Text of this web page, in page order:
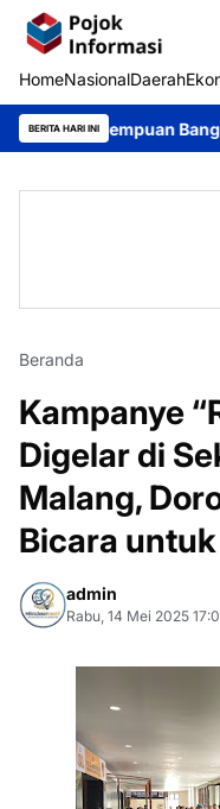
HomeNasionalDaerah
BERITA HARI INIBangsa Kalteng
Beranda
Kampanye
Digelar di
Malang,
Bicara
admin
Rabu, 14 Mei 2025